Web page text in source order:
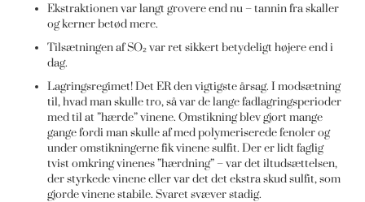
Ekstraktionen var langt grovere end nu – tannin fra skaller
og kerner betød mere.
Tilsætningen af SO₂ var ret sikkert betydeligt højere end i
dag.
Lagringsregimet! Det ER den vigtigste årsag. I modsætning
til, hvad man skulle tro, så var de lange fadlagringsperioder
med til at ”hærde” vinene. Omstikning blev gjort mange
gange fordi man skulle af med polymeriserede fenoler og
under omstikningerne fik vinene sulfit. Der er lidt faglig
tvist omkring vinenes ”hærdning” – var det iltudsættelsen,
der styrkede vinene eller var det det ekstra skud sulfit, som
gjorde vinene stabile. Svaret svæver stadig.